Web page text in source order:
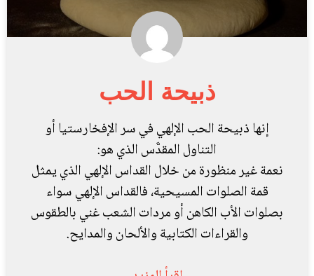
ذبيحة الحب
إنها ذبيحة الحب الإلهي في سر الإفخارستيا أو
التناول المقدَّس الذي هو:
نعمة غير منظورة من خلال القداس الإلهي الذي يمثل
قمة الصلوات المسيحية، فالقداس الإلهي سواء
بصلوات الأب الكاهن أو مردات الشعب غني بالطقوس
والقراءات الكتابية والألحان والمدايح.